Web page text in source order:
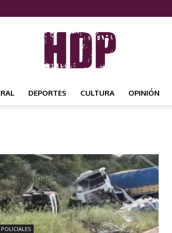
NOTICIAS
DEPORTES CULTURA OPINIÓN
POLICIALES